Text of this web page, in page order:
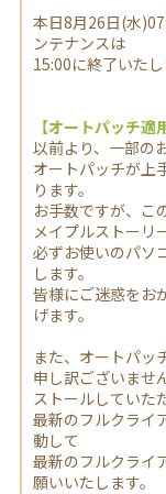
本日8月26日(水
ンテナンスは
15:00に終了いたし
【オートパッチ適
以前より、一部の
オートパッチが上
ります。
お手数ですが、こ
メイプルストーリ
必ずお使いのパソ
します。
皆様にご迷惑をお
げます。
また、オートパッ
申し訳ございませ
ストールしていた
最新のフルクライ
動して
最新のフルクライ
願いいたします。